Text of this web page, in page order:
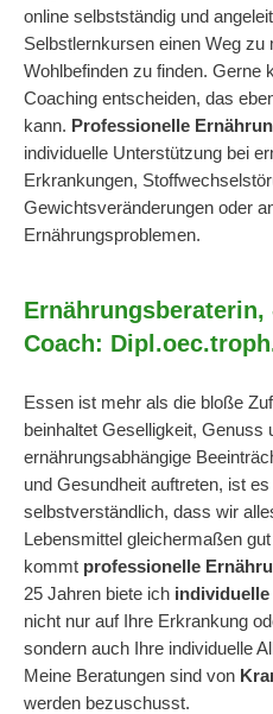
online selbstständig und
Selbstlernkursen einen Weg zu
Wohlbefinden zu finden. Gerne
Coaching entscheiden, das
kann. Professionelle
individuelle Unterstützung bei
Erkrankungen,
Gewichtsveränderungen oder
Ernährungsproblemen.
Coach:
Essen ist mehr als die bloße
beinhaltet Geselligkeit, Genuss
ernährungsabhängige
und Gesundheit auftreten, ist
selbstverständlich, dass wir
Lebensmittel gleichermaßen
kommt professionelle
25 Jahren biete ich
nicht nur auf Ihre Erkrankung
sondern auch Ihre individuelle
Meine Beratungen sind von
werden bezuschusst.